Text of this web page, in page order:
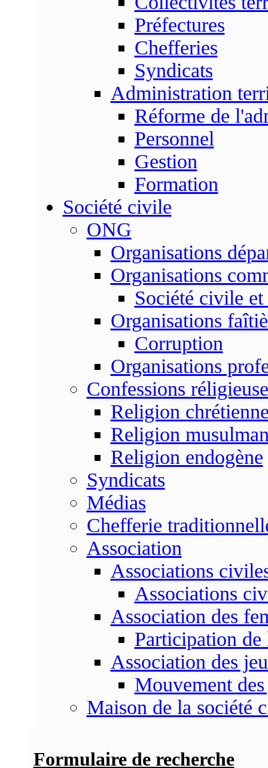
Préfectures
Chefferies
Syndicats
Administration
Réforme de
Personnel
Gestion
Formation
Société civile
ONG
Organisations
Organisations
Société civile
Organisations
Corruption
Organisations
Confessions
Religion
Religion
Religion endogène
Syndicats
Médias
Chefferie
Association
Associations
Associations
Association des
Participation de
Association des
Mouvement
Maison de la société
Formulaire de recherche